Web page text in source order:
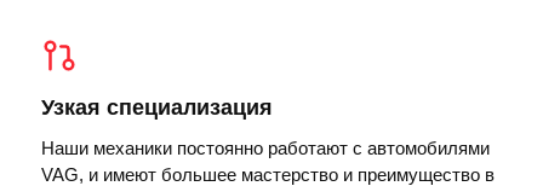
Узкая специализация
Наши механики постоянно работают с автомобилями
VAG, и имеют большее мастерство и преимущество в